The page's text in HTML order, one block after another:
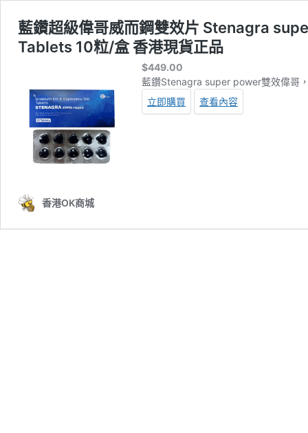
藍鑽超級偉哥威而鋼雙效片 Stenagra
Tablets 10粒/盒 香港現貨正品
$449.00
藍鑽Stenagra super power雙效偉哥
立即購買
查看內容
香港OK商城